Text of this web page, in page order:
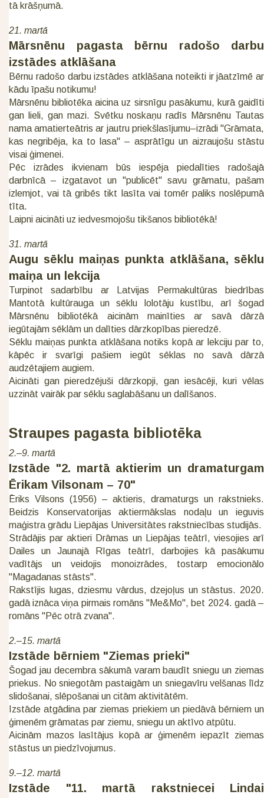
tā krāšņumā.
21. martā
Mārsnēnu pagasta bērnu radošo darbu
izstādes atklāšana
Bērnu radošo darbu izstādes atklāšana noteikti ir jāatzīmē ar
kādu īpašu notikumu!
Mārsnēnu bibliotēka aicina uz sirsnīgu pasākumu, kurā gaidīti
gan lieli, gan mazi. Svētku noskaņu radīs Mārsnēnu Tautas
nama amatierteātris ar jautru priekšlasījumu–izrādi "Grāmata,
kas negribēja, ka to lasa" – asprātīgu un aizraujošu stāstu
visai ģimenei.
Pēc izrādes ikvienam būs iespēja piedalīties radošajā
darbnīcā – izgatavot un "publicēt" savu grāmatu, pašam
izlemjot, vai tā gribēs tikt lasīta vai tomēr paliks noslēpumā
tīta.
Laipni aicināti uz iedvesmojošu tikšanos bibliotēkā!
31. martā
Augu sēklu maiņas punkta atklāšana, sēklu
maiņa un lekcija
Turpinot sadarbību ar Latvijas Permakultūras biedrības
Mantotā kultūrauga un sēklu lolotāju kustību, arī šogad
Mārsnēnu bibliotēkā aicinām mainīties ar savā dārzā
iegūtajām sēklām un dalīties dārzkopības pieredzē.
Sēklu maiņas punkta atklāšana notiks kopā ar lekciju par to,
kāpēc ir svarīgi pašiem iegūt sēklas no savā dārzā
audzētajiem augiem.
Aicināti gan pieredzējuši dārzkopji, gan iesācēji, kuri vēlas
uzzināt vairāk par sēklu saglabāšanu un dalīšanos.
Straupes pagasta bibliotēka
2.–9. martā
Izstāde "2. martā aktierim un dramaturgam
Ērikam Vilsonam – 70"
Ēriks Vilsons (1956) – aktieris, dramaturgs un rakstnieks.
Beidzis Konservatorijas aktiermākslas nodaļu un ieguvis
maģistra grādu Liepājas Universitātes rakstniecības studijās.
Strādājis par aktieri Drāmas un Liepājas teātrī, viesojies arī
Dailes un Jaunajā Rīgas teātrī, darbojies kā pasākumu
vadītājs un veidojis monoizrādes, tostarp emocionālo
"Magadanas stāsts".
Rakstījis lugas, dziesmu vārdus, dzejoļus un stāstus. 2020.
gadā iznāca viņa pirmais romāns "Me&Mo", bet 2024. gadā –
romāns "Pēc otrā zvana".
2.–15. martā
Izstāde bērniem "Ziemas prieki"
Šogad jau decembra sākumā varam baudīt sniegu un ziemas
priekus. No sniegotām pastaigām un sniegavīru velšanas līdz
slidošanai, slēpošanai un citām aktivitātēm.
Izstāde atgādina par ziemas priekiem un piedāvā bērniem un
ģimenēm grāmatas par ziemu, sniegu un aktīvo atpūtu.
Aicinām mazos lasītājus kopā ar ģimenēm iepazīt ziemas
stāstus un piedzīvojumus.
9.–12. martā
Izstāde "11. martā rakstniecei Lindai